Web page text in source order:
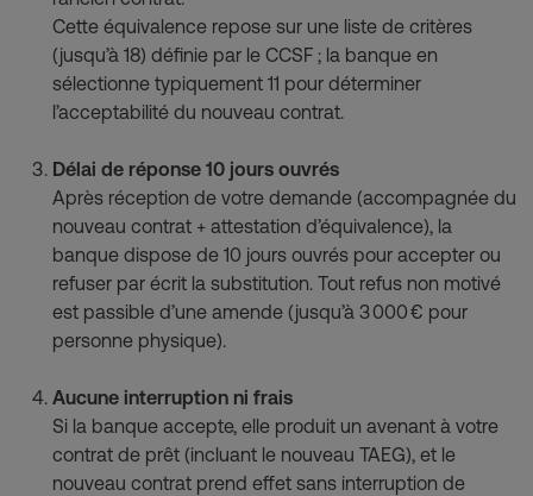
Cette équivalence repose sur une liste de critères
(jusqu’à 18) définie par le CCSF ; la banque en
sélectionne typiquement 11 pour déterminer
l’acceptabilité du nouveau contrat.
Délai de réponse 10 jours ouvrés
Après réception de votre demande (accompagnée du
nouveau contrat + attestation d’équivalence), la
banque dispose de 10 jours ouvrés pour accepter ou
refuser par écrit la substitution. Tout refus non motivé
est passible d’une amende (jusqu’à 3 000 € pour
personne physique).
Aucune interruption ni frais
Si la banque accepte, elle produit un avenant à votre
contrat de prêt (incluant le nouveau TAEG), et le
nouveau contrat prend effet sans interruption de